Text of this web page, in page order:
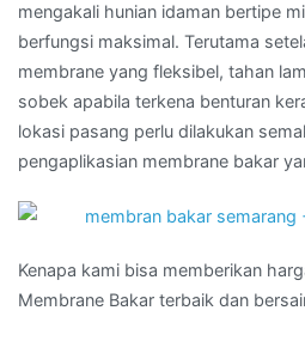
mengakali hunian idaman bertipe
berfungsi maksimal. Terutama
membrane yang fleksibel, tahan
sobek apabila terkena benturan
lokasi pasang perlu dilakukan
pengaplikasian membrane bakar
Kenapa kami bisa memberikan
Membrane Bakar terbaik dan